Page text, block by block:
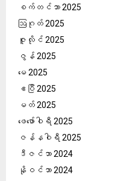
စက်တင်ဘာ 2025
ဩဂုတ် 2025
ဇူလိုင် 2025
ဇွန် 2025
မေ 2025
ဧပြီ 2025
မတ် 2025
ဖေ‌ဖော်ဝါရီ 2025
ဇန်နဝါရီ 2025
ဒီဇင်ဘာ 2024
နိုဝင်ဘာ 2024